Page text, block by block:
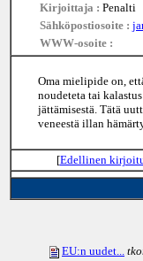
Kirjoittaja : Penalti
Sähköpostiosoite :
WWW-osoite :
Oma mielipide on,
noudeteta tai
jättämisestä. Tätä
veneestä illan
[Edellinen
EU:n uudet...